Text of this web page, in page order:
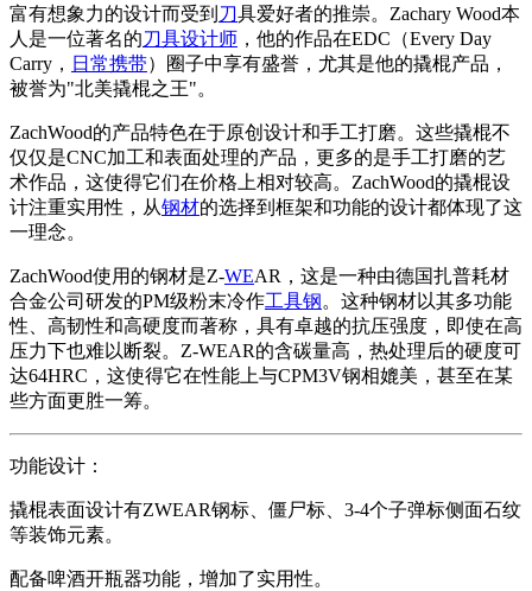
富有想象力的设计而受到 刀具爱好者的推崇。Zachary Wood本
人是一位著名的刀具设计师 ，他的作品在EDC（Every Day
Carry， 日常携带）圈子中享有盛誉，尤其是他的撬棍产品，
被誉为"北美撬棍之王"。
ZachWood的产品特色在于原创设计和手工打磨。这些撬棍不
仅仅是CNC加工和表面处理的产品，更多的是手工打磨的艺
术作品，这使得它们在价格上相对较高。ZachWood的撬棍设
计注重实用性，从钢材的选择到框架和功能的设计都体现了这
一理念。
ZachWood使用的钢材是Z-WEAR，这是一种由德国扎普耗材
合金公司研发的PM级粉末冷作工具钢。这种钢材以其多功能
性、高韧性和高硬度而著称，具有卓越的抗压强度，即使在高
压力下也难以断裂。Z-WEAR的含碳量高，热处理后的硬度可
达64HRC，这使得它在性能上与CPM3V钢相媲美，甚至在某
些方面更胜一筹。
功能设计：
撬棍表面设计有ZWEAR钢标、僵尸标、3-4个子弹标侧面石纹
等装饰元素。
配备啤酒开瓶器功能，增加了实用性。